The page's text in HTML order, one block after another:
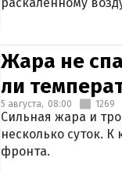
Жара не
ли
5 августа, 08:00 1269
Сильная жара и
несколько суток.
фронта.